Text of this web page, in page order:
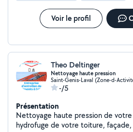
Voir le profil
Theo Deltinger
Nettoyage haute pression
Saint-Genis-Laval (Zone-d-
-/5
Présentation
Nettoyage haute pression de
hydrofuge de votre toiture, façade,